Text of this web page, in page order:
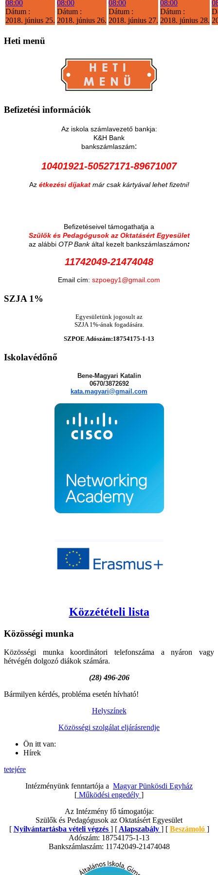
08:00
Dátum :
2018. június 25.
08:00
Dátum :
2018. június 26.
08:00
Dátum :
2018. június 27.
08:00
Dátum :
2018. június 28.
Heti menü
Befizetési információk
Az iskola számlavezető bankja:
K&H Bank
bankszámlaszám:
10401921-50527171-89671007
Az étkezési díjakat már csak kártyával lehet fizetni!
Befizetéseivel támogathatja a
Szülők és Pedagógusok az Oktatásért Egyesület
az alábbi OTP Bankáltal kezelt bankszámlaszámon:
11742049-21474048
Email cím: szpoegy1@gmail.com
SZJA 1%
Egyesületünk jogosult az
SZJA 1%-ának fogadására.
SZPOE Adószám:18754175-1-13
Iskolavédőnő
Bene-Magyari Katalin
0670/3872692
kata.magyari@gmail.com
Közzétételi lista
Közösségi munka
Közösségi munka koordinátori telefonszáma a nyáron vagy
hétvégén dolgozó diákok számára.
(28) 496-206
Bármilyen kérdés, probléma esetén hívható!
Helyszínek
Közösségi szolgálat eljárásrendje
Ön itt van:
Hírek
tetejére
Intézményünk fenntartója a Magyar Pünkösdi Egyház
[ Működési engedély ]
Az Intézmény fő támogatója:
Szülők és Pedagógusok az Oktatásért Egyesület
[ Nyilvántartásba vételi végzés ] [ Alapszabály ] [ Beszámoló ]
Adószám: 18754175-1-13
Bankszámlaszám: 11742049-21474048